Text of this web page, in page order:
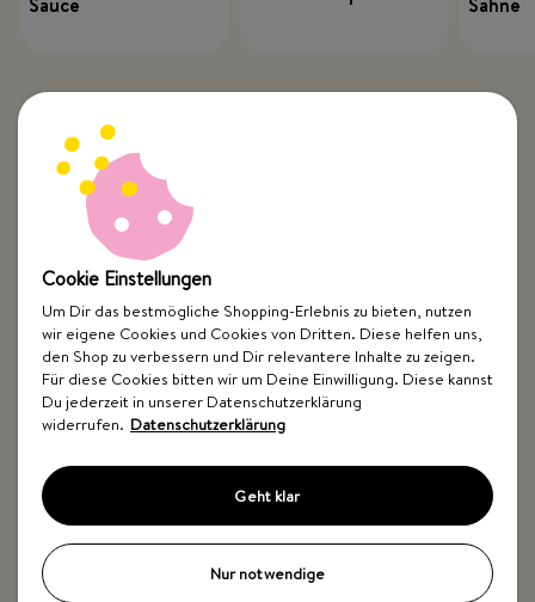
Top Kategorien
Just Spices
Cookie Einstellungen
Um Dir das bestmögliche Shopping-Erlebnis zu bieten, nutzen
wir eigene Cookies und Cookies von Dritten. Diese helfen uns,
den Shop zu verbessern und Dir relevantere Inhalte zu zeigen.
Für diese Cookies bitten wir um Deine Einwilligung. Diese kannst
Du jederzeit in unserer Datenschutzerklärung
widerrufen. Datenschutzerklärung
Geht klar
Nur notwendige